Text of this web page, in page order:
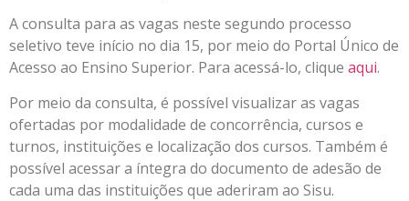
A consulta para as vagas neste segundo processo
seletivo teve início no dia 15, por meio do Portal Único de
Acesso ao Ensino Superior. Para acessá-lo, clique aqui.
Por meio da consulta, é possível visualizar as vagas
ofertadas por modalidade de concorrência, cursos e
turnos, instituições e localização dos cursos. Também é
possível acessar a íntegra do documento de adesão de
cada uma das instituições que aderiram ao Sisu.